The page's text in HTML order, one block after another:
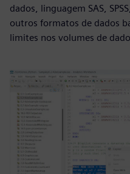
dados, linguagem SAS,
outros formatos de dados
limites nos volumes de